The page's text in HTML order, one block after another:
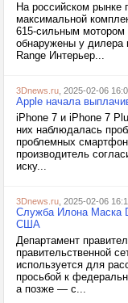
На российском рынке
максимальной
615-сильным мотором
обнаружены у дилера
Range Интерьер...
3Dnews.ru , 2025-02-06
Apple начала
iPhone 7 и iPhone 7
них наблюдалась
проблемных
производитель
иску...
3Dnews.ru , 2025-02-06
Служба Илона Маска
США
Департамент
правительственной
используется для
просьбой к
а позже — с...